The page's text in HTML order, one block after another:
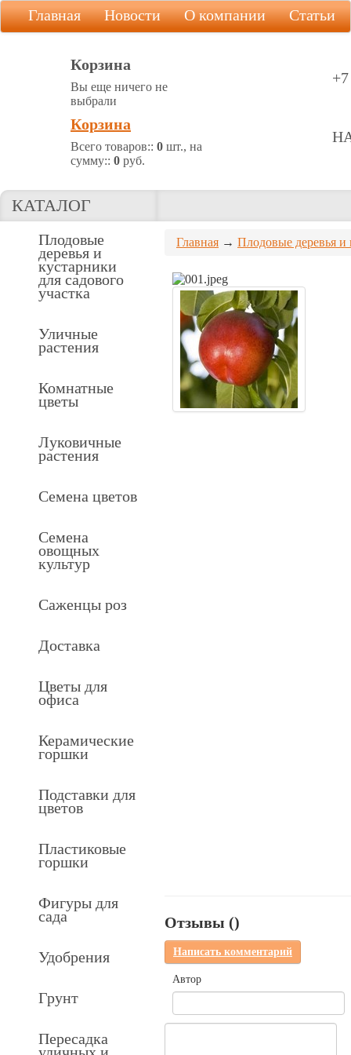
Главная Новости О компании Статьи
Корзина
Вы еще ничего не
выбрали
Корзина
Всего товаров:: 0 шт., на
сумму:: 0 руб.
КАТАЛОГ
Плодовые
деревья и
кустарники
для садового
участка
Уличные
растения
Комнатные
цветы
Луковичные
растения
Семена цветов
Семена
овощных
культур
Саженцы роз
Доставка
Цветы для
офиса
Керамические
горшки
Подставки для
цветов
Пластиковые
горшки
Фигуры для
сада
Удобрения
Грунт
Пересадка
Главная → Плодовые деревья и
Отзывы ()
Написать комментарий
Автор